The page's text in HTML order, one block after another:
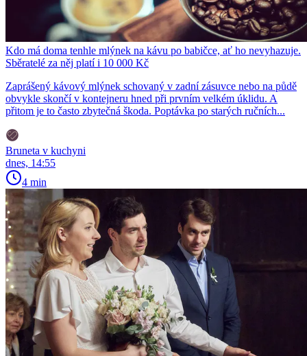
Kdo má doma tenhle mlýnek na kávu po babičce, ať ho nevyhazuje.
Sběratelé za něj platí i 10 000 Kč
Zaprášený kávový mlýnek schovaný v zadní zásuvce nebo na půdě
obvykle skončí v kontejneru hned při prvním velkém úklidu. A
přitom je to často zbytečná škoda. Poptávka po starých ručních...
Bruneta v kuchyni
dnes, 14:55
4 min